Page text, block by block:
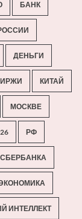
БАНК
ДЕНЬГИ
КИТАЙ
МОСКВЕ
РФ
СБЕРБАНКА
ИНТЕЛЛЕКТ